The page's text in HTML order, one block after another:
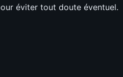
éviter tout doute éventuel.